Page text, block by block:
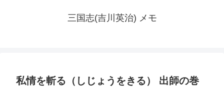
三国志(吉川英治) メモ
私情を斬る（しじょうをきる） 出師の巻